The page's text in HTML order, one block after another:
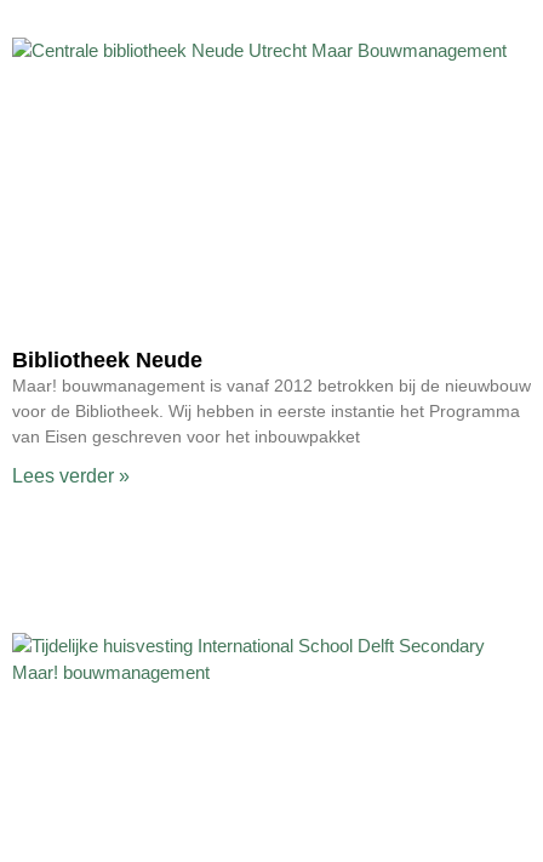
Bibliotheek Neude
Maar! bouwmanagement is vanaf 2012 betrokken bij de nieuwbouw
voor de Bibliotheek. Wij hebben in eerste instantie het Programma
van Eisen geschreven voor het inbouwpakket
Lees verder »